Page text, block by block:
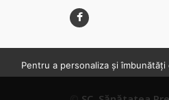
Pentru a personaliza și